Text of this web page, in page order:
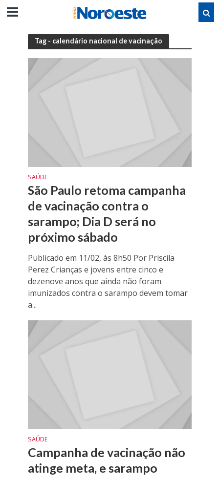
Tag - calendário nacional de vacinação
SAÚDE
São Paulo retoma campanha
de vacinação contra o
sarampo; Dia D será no
próximo sábado
Publicado em 11/02, às 8h50 Por Priscila
Perez Crianças e jovens entre cinco e
dezenove anos que ainda não foram
imunizados contra o sarampo devem tomar
a...
SAÚDE
Campanha de vacinação não
atinge meta, e sarampo